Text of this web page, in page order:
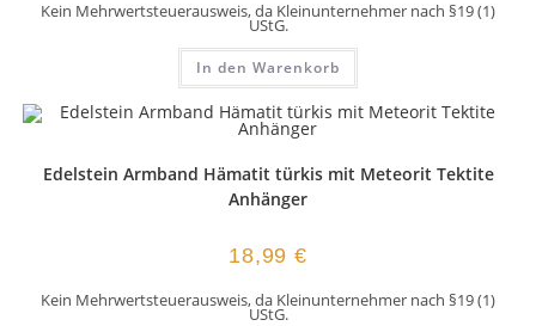
Kein Mehrwertsteuerausweis, da Kleinunternehmer nach §19 (1)
UStG.
In den Warenkorb
Edelstein Armband Hämatit türkis mit Meteorit Tektite
Anhänger
18,99€
Kein Mehrwertsteuerausweis, da Kleinunternehmer nach §19 (1)
UStG.